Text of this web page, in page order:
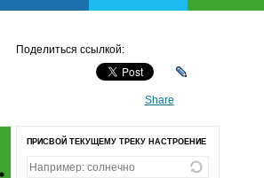
Поделиться ссылкой:
Share
ПРИСВОЙ ТЕКУЩЕМУ ТРЕКУ НАСТРОЕНИЕ